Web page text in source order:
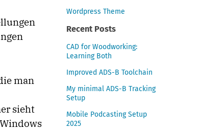
man
sieht
Wordpress Theme
Recent Posts
CAD for Woodworking:
Learning Both
Improved ADS-B Toolchain
My minimal ADS-B Tracking
Setup
Mobile Podcasting Setup
2025